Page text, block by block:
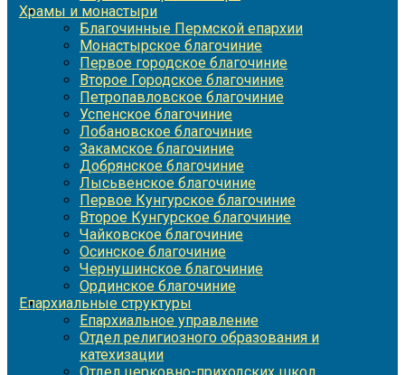
Храмы и монастыри
Благочинные Пермской епархии
Монастырское благочиние
Первое городское благочиние
Второе Городское благочиние
Петропавловское благочиние
Успенское благочиние
Лобановское благочиние
Закамское благочиние
Добрянское благочиние
Лысьвенское благочиние
Первое Кунгурское благочиние
Второе Кунгурское благочиние
Чайковское благочиние
Осинское благочиние
Чернушинское благочиние
Ординское благочиние
Епархиальные структуры
Епархиальное управление
Отдел религиозного образования и
катехизации